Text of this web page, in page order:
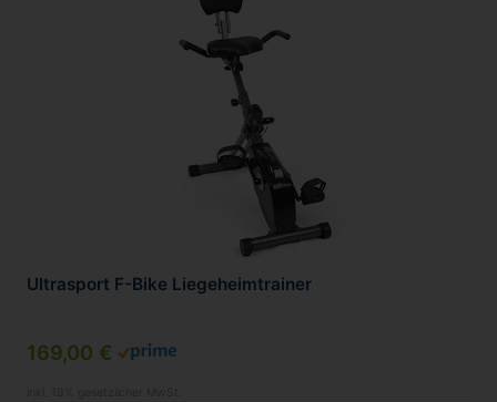
Ultrasport ‎F-Bike Liegeheimtrainer
169,00 €